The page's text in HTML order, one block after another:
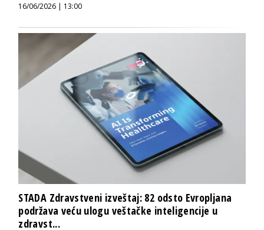
16/06/2026 | 13:00
STADA Zdravstveni izveštaj: 82 odsto Evropljana
podržava veću ulogu veštačke inteligencije u
zdravst...